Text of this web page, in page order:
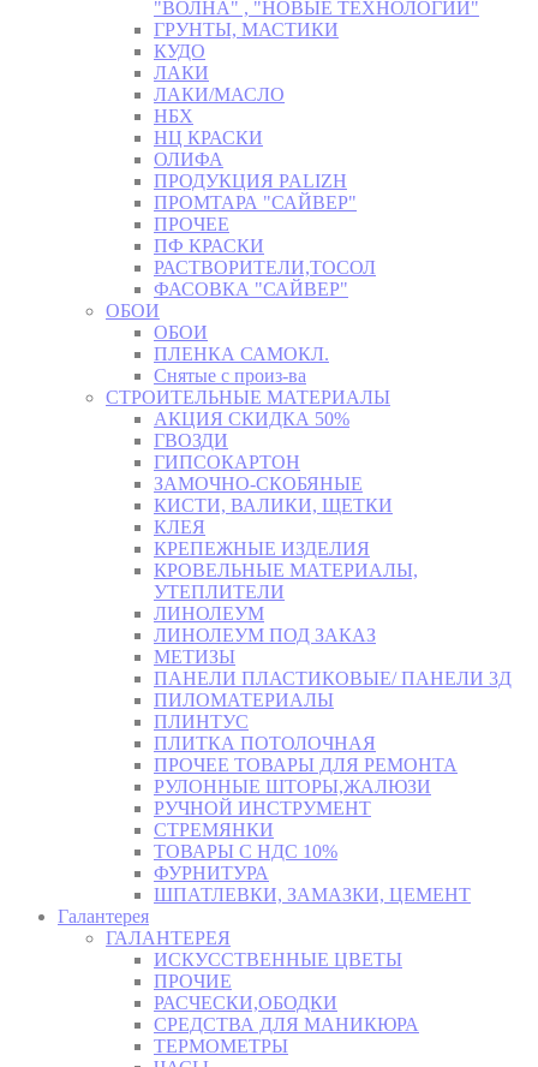
"ВОЛНА" , "НОВЫЕ ТЕХНОЛОГИИ"
ГРУНТЫ, МАСТИКИ
КУДО
ЛАКИ
ЛАКИ/МАСЛО
НБХ
НЦ КРАСКИ
ОЛИФА
ПРОДУКЦИЯ PALIZH
ПРОМТАРА "САЙВЕР"
ПРОЧЕЕ
ПФ КРАСКИ
РАСТВОРИТЕЛИ,ТОСОЛ
ФАСОВКА "САЙВЕР"
ОБОИ
ОБОИ
ПЛЕНКА САМОКЛ.
Снятые с произ-ва
СТРОИТЕЛЬНЫЕ МАТЕРИАЛЫ
АКЦИЯ СКИДКА 50%
ГВОЗДИ
ГИПСОКАРТОН
ЗАМОЧНО-СКОБЯНЫЕ
КИСТИ, ВАЛИКИ, ЩЕТКИ
КЛЕЯ
КРЕПЕЖНЫЕ ИЗДЕЛИЯ
КРОВЕЛЬНЫЕ МАТЕРИАЛЫ,
УТЕПЛИТЕЛИ
ЛИНОЛЕУМ
ЛИНОЛЕУМ ПОД ЗАКАЗ
МЕТИЗЫ
ПАНЕЛИ ПЛАСТИКОВЫЕ/ ПАНЕЛИ 3Д
ПИЛОМАТЕРИАЛЫ
ПЛИНТУС
ПЛИТКА ПОТОЛОЧНАЯ
ПРОЧЕЕ ТОВАРЫ ДЛЯ РЕМОНТА
РУЛОННЫЕ ШТОРЫ,ЖАЛЮЗИ
РУЧНОЙ ИНСТРУМЕНТ
СТРЕМЯНКИ
ТОВАРЫ С НДС 10%
ФУРНИТУРА
ШПАТЛЕВКИ, ЗАМАЗКИ, ЦЕМЕНТ
Галантерея
ГАЛАНТЕРЕЯ
ИСКУССТВЕННЫЕ ЦВЕТЫ
ПРОЧИЕ
РАСЧЕСКИ,ОБОДКИ
СРЕДСТВА ДЛЯ МАНИКЮРА
ТЕРМОМЕТРЫ